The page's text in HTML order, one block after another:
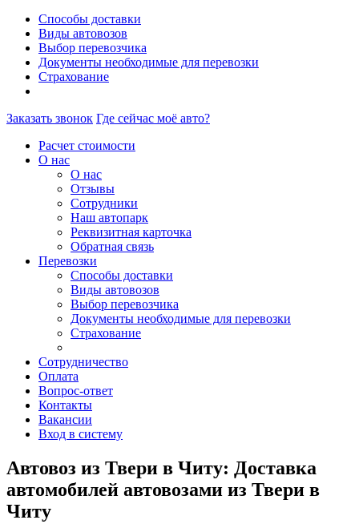
Способы доставки
Виды автовозов
Выбор перевозчика
Документы необходимые для перевозки
Страхование
Заказать звонок Где сейчас моё авто?
Расчет стоимости
О нас
О нас
Отзывы
Сотрудники
Наш автопарк
Реквизитная карточка
Обратная связь
Перевозки
Способы доставки
Виды автовозов
Выбор перевозчика
Документы необходимые для перевозки
Страхование
Сотрудничество
Оплата
Вопрос-ответ
Контакты
Вакансии
Вход в систему
Автовоз из Твери в Читу: Доставка
автомобилей автовозами из Твери в
Читу